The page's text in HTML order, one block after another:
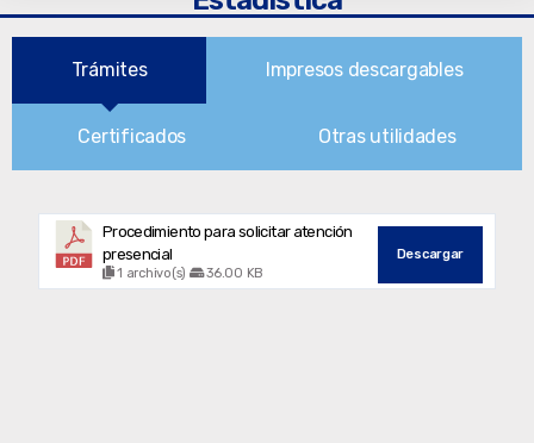
Trámites Impresos descargables
Certificados Otras utilidades
Procedimiento para solicitar atención
presencial
1 archivo(s) 36.00 KB
Descargar